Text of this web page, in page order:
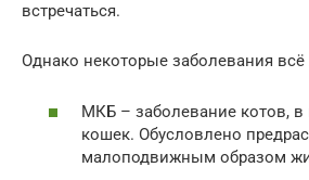
встречаться.
Однако некоторые заболевания всё
МКБ – заболевание котов,
кошек. Обусловлено
малоподвижным образом